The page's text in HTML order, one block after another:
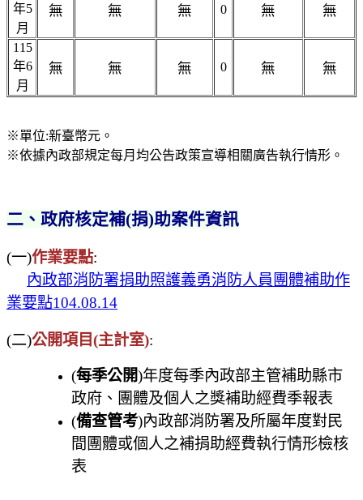
年5
月
無 無 無 0 無 無
115
年6
月
無 無 無 0 無 無
​※單位:新臺幣元。
※依據內政部規定每月均公告政策宣導相關廣告執行情形。
二 、 政府核定補(捐)助案件資訊
(一)作業要點:
內政部消防署捐助照護義勇消防人員團體補助作
業要點104.08.14
(二)公開項目(主計室):
(每季公開)年度每季內政部主管補助縣市
政府、團體及個人之獎補助經費季報表
(備查管考)內政部消防署及所屬年度對民
間團體或個人之補捐助經費執行情形檢核
表